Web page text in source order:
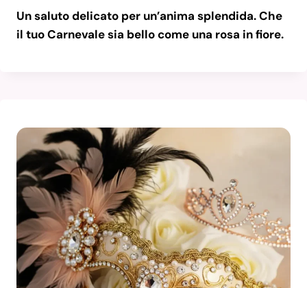
Un saluto delicato per un’anima splendida. Che
il tuo Carnevale sia bello come una rosa in fiore.